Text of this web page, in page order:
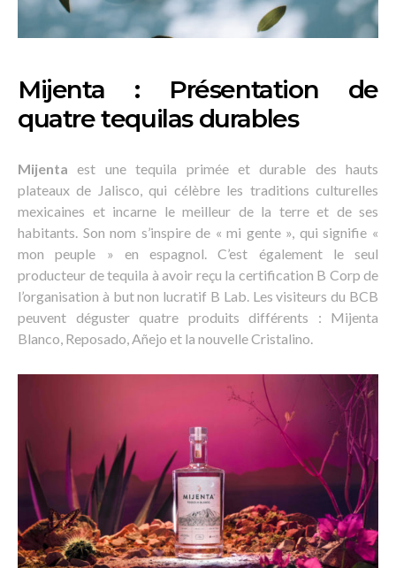
Mijenta : Présentation de
quatre tequilas durables
Mijenta est une tequila primée et durable des hauts
plateaux de Jalisco, qui célèbre les traditions culturelles
mexicaines et incarne le meilleur de la terre et de ses
habitants. Son nom s’inspire de « mi gente », qui signifie «
mon peuple » en espagnol. C’est également le seul
producteur de tequila à avoir reçu la certification B Corp de
l’organisation à but non lucratif B Lab. Les visiteurs du BCB
peuvent déguster quatre produits différents : Mijenta
Blanco, Reposado, Añejo et la nouvelle Cristalino.